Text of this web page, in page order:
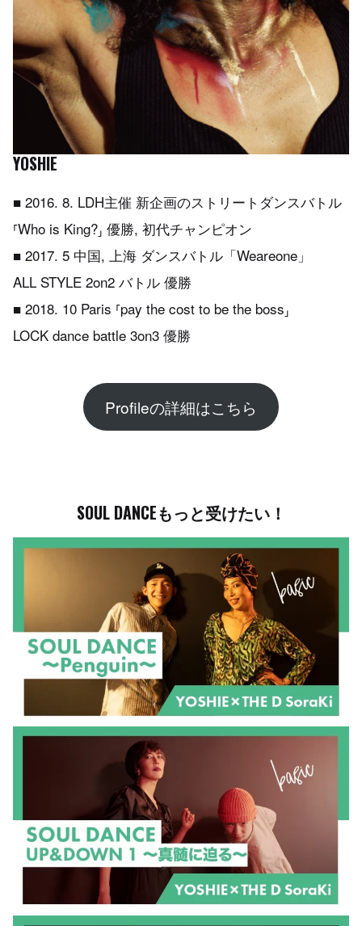
YOSHIE
■ 2016. 8. LDH主催 新企画のストリートダンスバトル
⸢Who is King?⸥ 優勝, 初代チャンピオン
■ 2017. 5 中国, 上海 ダンスバトル「Weareone」
ALL STYLE 2on2 バトル 優勝
■ 2018. 10 Paris ⸢pay the cost to be the boss⸥
LOCK dance battle 3on3 優勝
Profileの詳細はこちら
SOUL DANCEもっと受けたい！